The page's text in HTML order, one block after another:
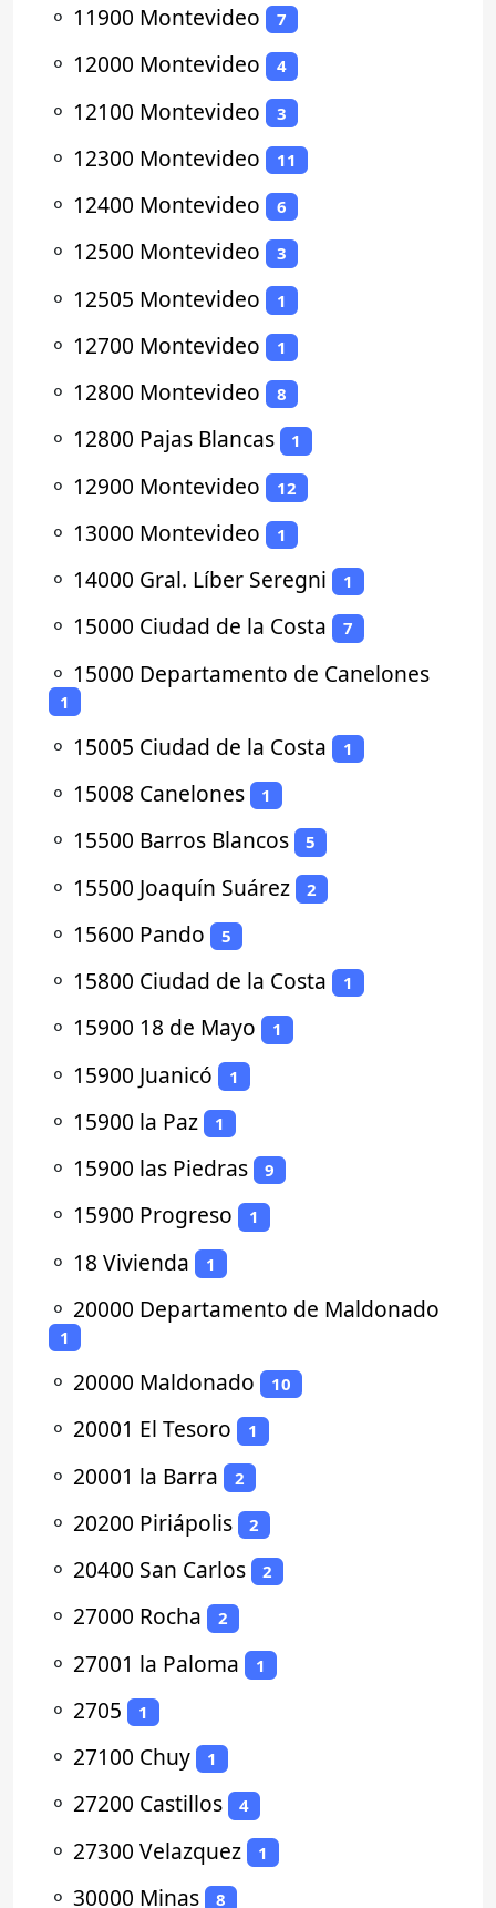
⚬ 11900 Montevideo 7
⚬ 12000 Montevideo 4
⚬ 12100 Montevideo 3
⚬ 12300 Montevideo 11
⚬ 12400 Montevideo 6
⚬ 12500 Montevideo 3
⚬ 12505 Montevideo 1
⚬ 12700 Montevideo 1
⚬ 12800 Montevideo 8
⚬ 12800 Pajas Blancas 1
⚬ 12900 Montevideo 12
⚬ 13000 Montevideo 1
⚬ 14000 Gral. Líber Seregni 1
⚬ 15000 Ciudad de la Costa 7
⚬ 15000 Departamento de Canelones
1
⚬ 15005 Ciudad de la Costa 1
⚬ 15008 Canelones 1
⚬ 15500 Barros Blancos 5
⚬ 15500 Joaquín Suárez 2
⚬ 15600 Pando 5
⚬ 15800 Ciudad de la Costa 1
⚬ 15900 18 de Mayo 1
⚬ 15900 Juanicó 1
⚬ 15900 la Paz 1
⚬ 15900 las Piedras 9
⚬ 15900 Progreso 1
⚬ 18 Vivienda 1
⚬ 20000 Departamento de Maldonado
1
⚬ 20000 Maldonado 10
⚬ 20001 El Tesoro 1
⚬ 20001 la Barra 2
⚬ 20200 Piriápolis 2
⚬ 20400 San Carlos 2
⚬ 27000 Rocha 2
⚬ 27001 la Paloma 1
⚬ 2705 1
⚬ 27100 Chuy 1
⚬ 27200 Castillos 4
⚬ 27300 Velazquez 1
⚬ 30000 Minas 8